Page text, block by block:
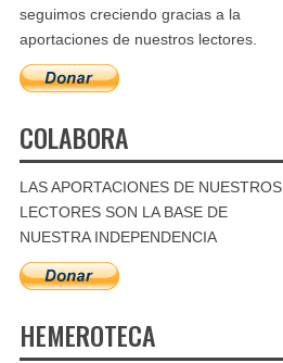
seguimos creciendo gracias a la
aportaciones de nuestros lectores.
COLABORA
LAS APORTACIONES DE NUESTROS
LECTORES SON LA BASE DE
NUESTRA INDEPENDENCIA
HEMEROTECA